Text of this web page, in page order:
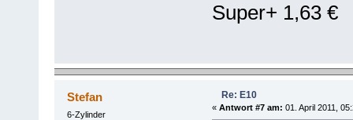
Super+ 1,63 €
Stefan
6-Zylinder
Re: E10
« Antwort #7 am: 01. April 2011,